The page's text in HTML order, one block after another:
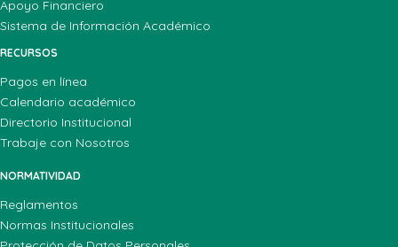
Apoyo Financiero
Sistema de Información Académico
RECURSOS
Pagos en línea
Calendario académico
Directorio Institucional
Trabaje con Nosotros
NORMATIVIDAD
Reglamentos
Normas Institucionales